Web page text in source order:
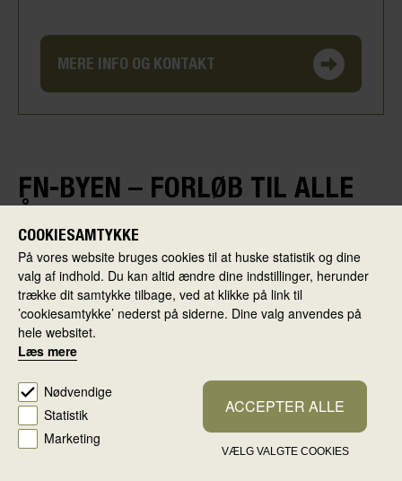
MERE INFO OG KONTAKT
FN-BYEN – FORLØB TIL ALLE
ÅRGANGE
GRATIS
1. klasse 2. klasse 3. klasse 4. klasse 5. klasse
6. klasse 7. klasse 8. klasse 9. klasse
Hele Året
COOKIESAMTYKKE
På vores website bruges cookies til at huske statistik og dine
valg af indhold. Du kan altid ændre dine indstillinger, herunder
trække dit samtykke tilbage, ved at klikke på link til
’cookiesamtykke’ nederst på siderne. Dine valg anvendes på
hele websitet.
Læs mere
Nødvendige
Statistik
Marketing
ACCEPTER ALLE
VÆLG VALGTE COOKIES